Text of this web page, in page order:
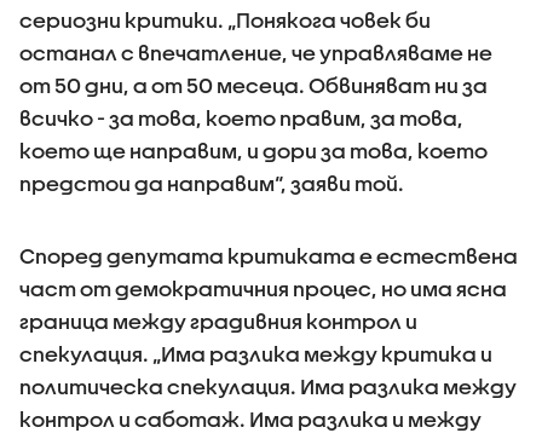
сериозни критики. „Понякога човек би
останал с впечатление, че управляваме не
от 50 дни, а от 50 месеца. Обвиняват ни за
всичко - за това, което правим, за това,
което ще направим, и дори за това, което
предстои да направим“, заяви той.
Според депутата критиката е естествена
част от демократичния процес, но има ясна
граница между градивния контрол и
спекулация. „Има разлика между критика и
политическа спекулация. Има разлика между
контрол и саботаж. Има разлика и между